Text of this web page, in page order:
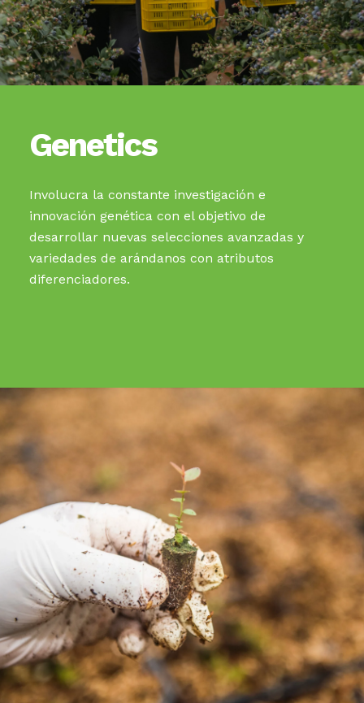
Genetics
Involucra la constante investigación e
innovación genética con el objetivo de
desarrollar nuevas selecciones avanzadas y
variedades de arándanos con atributos
diferenciadores.